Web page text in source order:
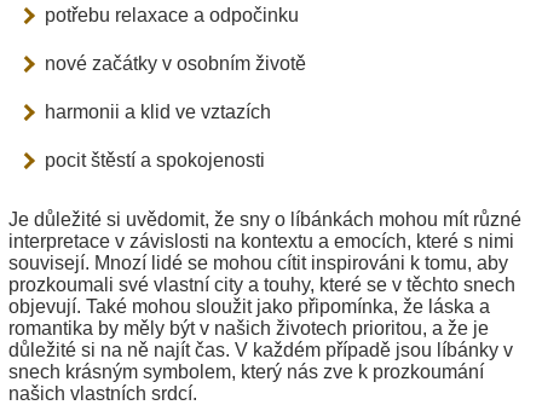
potřebu relaxace a odpočinku
nové začátky v osobním životě
harmonii a klid ve vztazích
pocit štěstí a spokojenosti
Je důležité si uvědomit, že sny o líbánkách mohou mít různé
interpretace v závislosti na kontextu a emocích, které s nimi
souvisejí. Mnozí lidé se mohou cítit inspirováni k tomu, aby
prozkoumali své vlastní city a touhy, které se v těchto snech
objevují. Také mohou sloužit jako připomínka, že láska a
romantika by měly být v našich životech prioritou, a že je
důležité si na ně najít čas. V každém případě jsou líbánky v
snech krásným symbolem, který nás zve k prozkoumání
našich vlastních srdcí.